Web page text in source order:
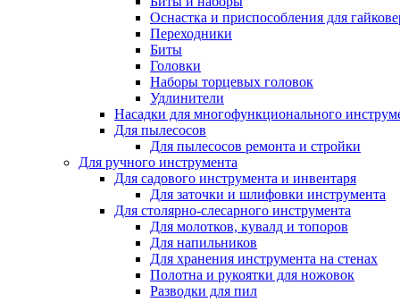
Оснастка и приспособления для
Переходники
Биты
Головки
Наборы торцевых головок
Удлинители
Насадки для многофункционального
Для пылесосов
Для пылесосов ремонта и стройки
Для ручного инструмента
Для садового инструмента и инвентаря
Для заточки и шлифовки инструмента
Для столярно-слесарного инструмента
Для молотков, кувалд и топоров
Для напильников
Для хранения инструмента на стенах
Полотна и рукоятки для ножовок
Разводки для пил